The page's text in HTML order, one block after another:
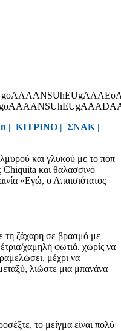
| ΚΙΤΡΙΝΟ | ΣΝΑΚ |
και γλυκού με το ποπ
και θαλασσινό
«Εγώ, ο Απαισιότατος
τη ζάχαρη σε βρασμό με
χαμηλή φωτιά, χωρίς να
μέχρι να
λιώστε μια μπανάνα
το μείγμα είναι πολύ